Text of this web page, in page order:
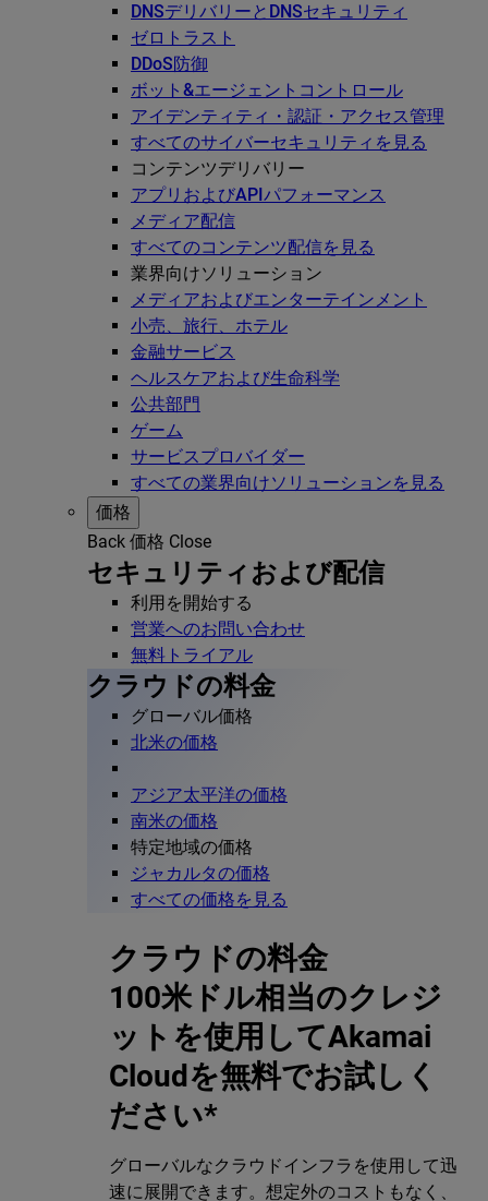
DNSデリバリーとDNSセキュリティ
ゼロトラスト
DDoS防御
ボット&エージェントコントロール
アイデンティティ・認証・アクセス管理
すべてのサイバーセキュリティを見る
コンテンツデリバリー
アプリおよびAPIパフォーマンス
メディア配信
すべてのコンテンツ配信を見る
業界向けソリューション
メディアおよびエンターテインメント
小売、旅行、ホテル
金融サービス
ヘルスケアおよび生命科学
公共部門
ゲーム
サービスプロバイダー
すべての業界向けソリューションを見る
価格
Back 価格 Close
セキュリティおよび配信
利用を開始する
営業へのお問い合わせ
無料トライアル
クラウドの料金
グローバル価格
北米の価格
アジア太平洋の価格
南米の価格
特定地域の価格
ジャカルタの価格
すべての価格を見る
クラウドの料金
100米ドル相当のクレジ
ットを使用してAkamai
Cloudを無料でお試しく
ださい*
グローバルなクラウドインフラを使用して迅
速に展開できます。想定外のコストもなく、